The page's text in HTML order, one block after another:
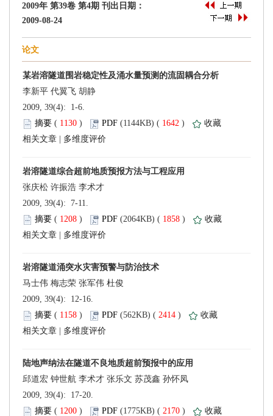
2009, 39(4): 1-6.
(
) 1642 )
2009, 39(4): 7-11.
(
) 1858 )
2009, 39(4): 12-16.
(
) 2414 )
2009, 39(4): 17-20.
(
) 2170 )